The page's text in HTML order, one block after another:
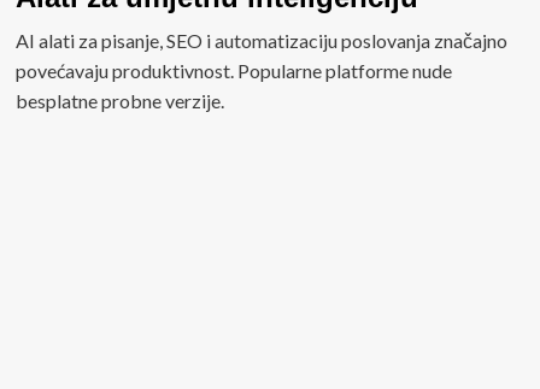
AI alati za pisanje, SEO i automatizaciju poslovanja značajno
povećavaju produktivnost. Popularne platforme nude
besplatne probne verzije.